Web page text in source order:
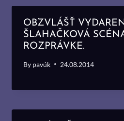
OBZVLÁŠŤ
ŠLAHAČKOVÁ
ROZPRÁVKE.
By pavúk 24.08.2014